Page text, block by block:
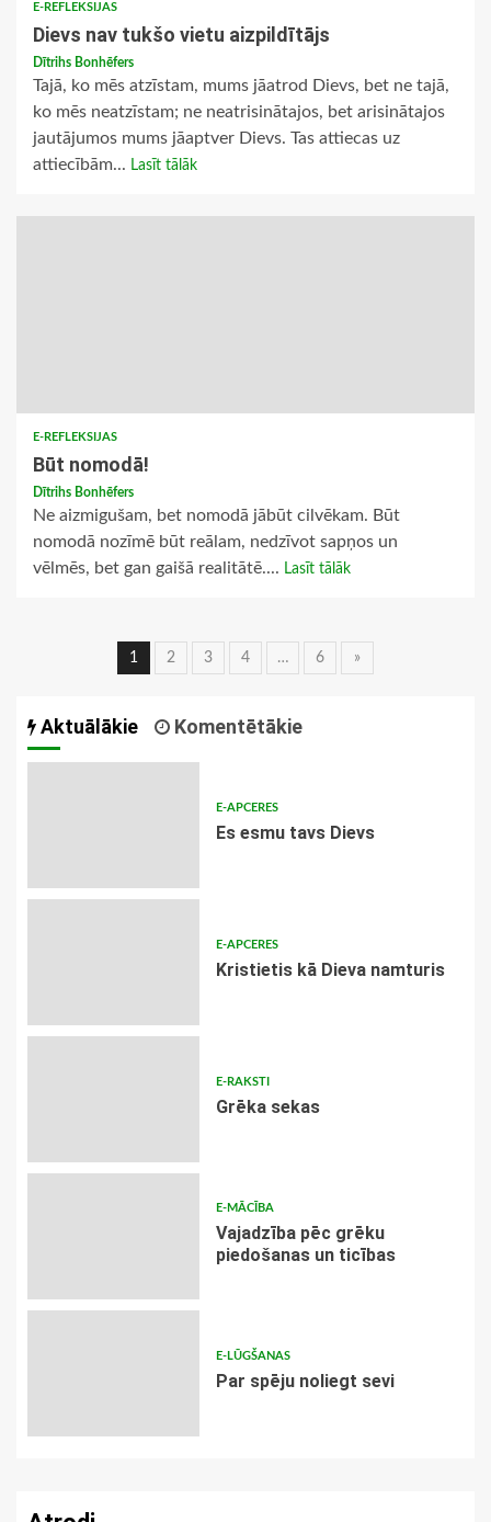
E-REFLEKSIJAS
Dievs nav tukšo vietu aizpildītājs
Dītrihs Bonhēfers
Tajā, ko mēs atzīstam, mums jāatrod Dievs, bet ne tajā,
ko mēs neatzīstam; ne neatrisinātajos, bet arisinātajos
jautājumos mums jāaptver Dievs. Tas attiecas uz
attiecībām... Lasīt tālāk
E-REFLEKSIJAS
Būt nomodā!
Dītrihs Bonhēfers
Ne aizmigušam, bet nomodā jābūt cilvēkam. Būt
nomodā nozīmē būt reālam, nedzīvot sapņos un
vēlmēs, bet gan gaišā realitātē.... Lasīt tālāk
Ziņu
1 2 3 4 … 6 »
Aktuālākie Komentētākie
E-APCERES
Es esmu tavs Dievs
E-APCERES
Kristietis kā Dieva namturis
E-RAKSTI
Grēka sekas
E-MĀCĪBA
Vajadzība pēc grēku
piedošanas un ticības
E-LŪGŠANAS
Par spēju noliegt sevi